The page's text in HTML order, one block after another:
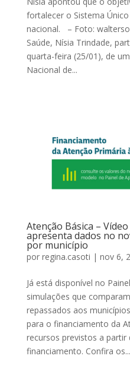
fortalecer o Sistema
nacional. – Foto:
Saúde, Nísia Trindade,
quarta-feira (25/01), de
Nacional de...
Atenção Básica –
apresenta dados no
por município
por regina.casoti | nov 6,
Já está disponível no
simulações que
repassados aos
para o financiamento da
recursos previstos a
financiamento. Confira os...